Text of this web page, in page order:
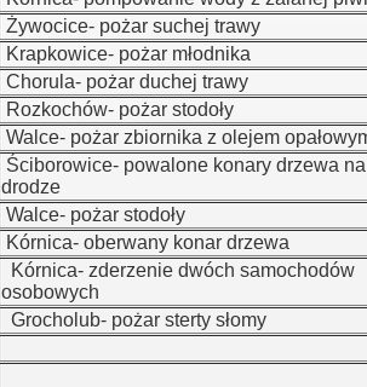
Żywocice- pożar suchej trawy
Krapkowice- pożar młodnika
Chorula- pożar duchej trawy
Rozkochów- pożar stodoły
Walce- pożar zbiornika z olejem
Ściborowice- powalone konary drzewa na
drodze
Walce- pożar stodoły
Kórnica- oberwany konar drzewa
Kórnica- zderzenie dwóch samochodów
osobowych
Grocholub- pożar sterty słomy